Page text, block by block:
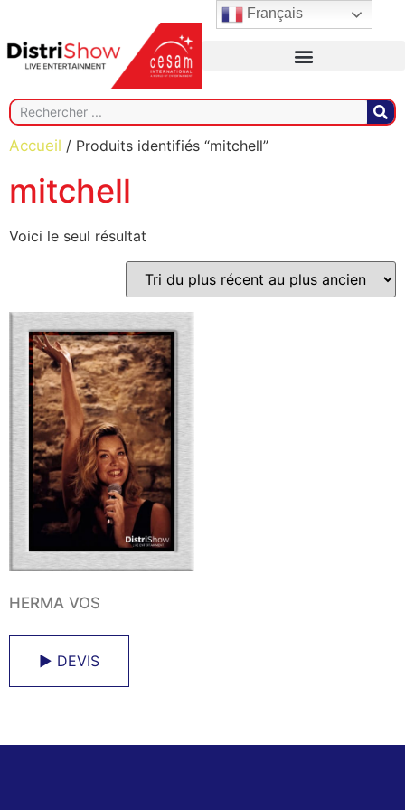
Accueil / Produits identifiés “mitchell”
mitchell
Voici le seul résultat
HERMA VOS
► DEVIS
Français